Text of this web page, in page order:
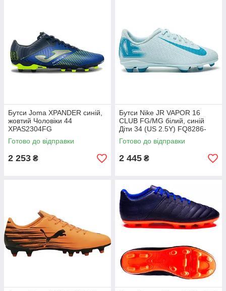
Бутси Joma XPANDER синій,
жовтий Чоловіки 44
XPAS2304FG
Готово до відправки
2 253 ₴
Бутси Nike JR VAPOR 16
CLUB FG/MG білий, синій
Діти 34 (US 2.5Y) FQ8286-
400
Готово до відправки
2 445 ₴